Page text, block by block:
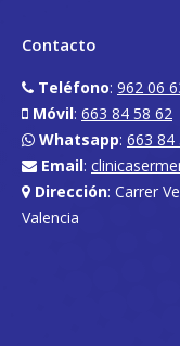
Contacto
Teléfono: 962 06
Móvil: 663 84 58 62
Whatsapp: 663 84
Email:
Dirección: Carrer
Valencia